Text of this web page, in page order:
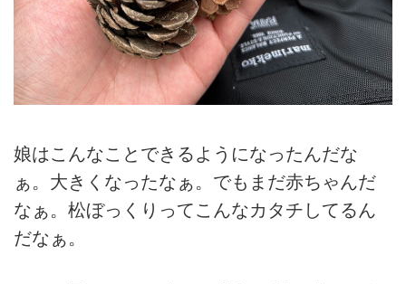
娘はこんなことできるようになったんだな
ぁ。大きくなったなぁ。でもまだ赤ちゃんだ
なぁ。松ぼっくりってこんなカタチしてるん
だなぁ。